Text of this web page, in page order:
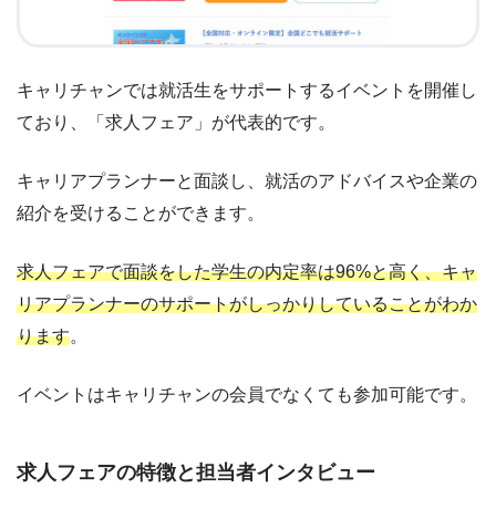
キャリチャンでは就活生をサポートするイベントを開催し
ており、「求人フェア」が代表的です。
キャリアプランナーと面談し、就活のアドバイスや企業の
紹介を受けることができます。
求人フェアで面談をした学生の内定率は96%と高く、キャ
リアプランナーのサポートがしっかりしていることがわか
ります。
イベントはキャリチャンの会員でなくても参加可能です。
求人フェアの特徴と担当者インタビュー